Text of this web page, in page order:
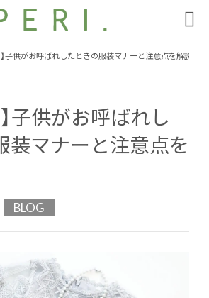

】子供がお呼ばれしたときの服装マナーと注意点を解説
子供がお呼ばれし
装マナーと注意点を
BLOG